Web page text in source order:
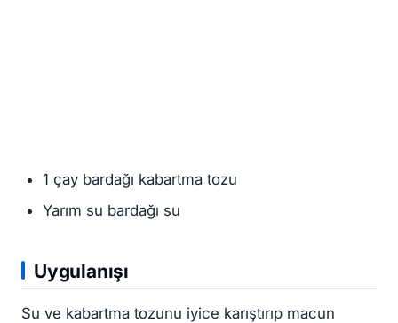
1 çay bardağı kabartma tozu
Yarım su bardağı su
Uygulanışı
Su ve kabartma tozunu iyice karıştırıp macun